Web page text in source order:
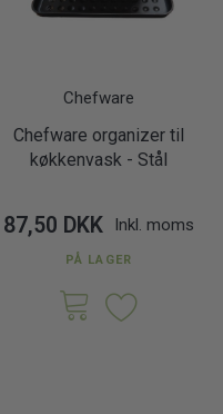
Chefware
Chefware organizer til
køkkenvask - Stål
87,50 DKK Inkl. moms
PÅ LAGER